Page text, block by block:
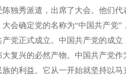
独秀派遣，出席了大会。他们
会确定党的名称为“中国共产党
党正式成立。中国共产党的成
复兴的必然产物。中国共产党
的利益。它从一开始就坚持以